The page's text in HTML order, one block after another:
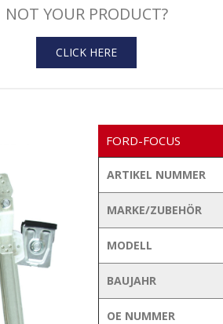
NOT YOUR PRODUCT?
CLICK HERE
FORD-FOCUS
ARTIKEL NUMMER
MARKE/ZUBEHÖR
MODELL
BAUJAHR
OE NUMMER